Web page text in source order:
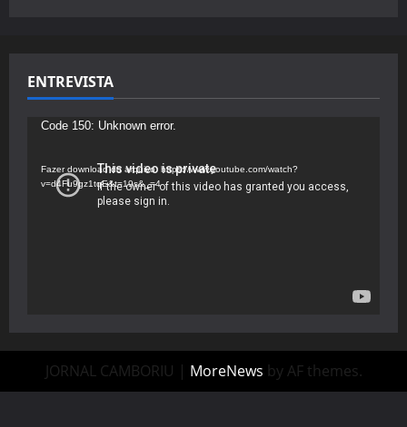
ENTREVISTA
Tocador
vídeo
Code 150: Unknown error.
Fazer download do arquivo: https://www.youtube.com/watch?
v=d4Fu9gz1tqE&t=19s&_=4
JORNAL CAMBORIU | MoreNews by AF themes.